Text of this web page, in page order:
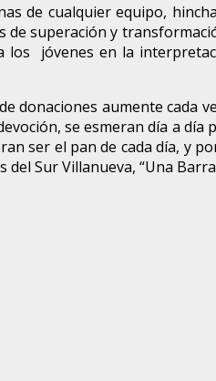
de cualquier equipo,
superación y
los jóvenes en la
donaciones aumente
se esmeran día a
ser el pan de cada día, y
Sur Villanueva, “Una